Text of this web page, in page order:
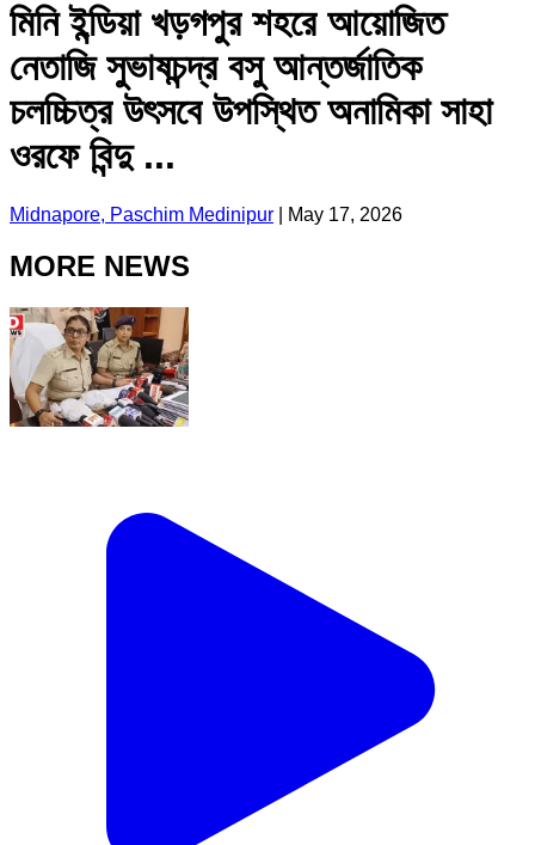
মিনি ইন্ডিয়া খড়গপুর শহরে আয়োজিত
নেতাজি সুভাষচন্দ্র বসু আন্তর্জাতিক
চলচ্চিত্র উৎসবে উপস্থিত অনামিকা সাহা
ওরফে বিন্দু ...
Midnapore, Paschim Medinipur May 17, 2026
MORE NEWS